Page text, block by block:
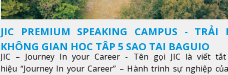
JIC PREMIUM SPEAKING CAMPUS - TRẢI
KHÔNG GIAN HỌC TẬP 5 SAO TẠI BAGUIO
JIC – Journey In your Career - Tên gọi JIC là viết
hiệu “Journey In your Career” – Hành trình sự nghiệp